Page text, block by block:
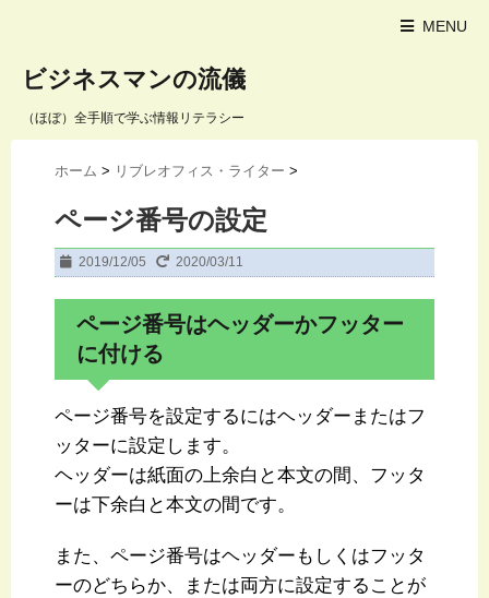
MENU
ビジネスマンの流儀
（ほぼ）全手順で学ぶ情報リテラシー
ホーム > リブレオフィス・ライター >
ページ番号の設定
2019/12/05 2020/03/11
ページ番号はヘッダーかフッター
に付ける
ページ番号を設定するにはヘッダーまたはフ
ッターに設定します。
ヘッダーは紙面の上余白と本文の間、フッタ
ーは下余白と本文の間です。
また、ページ番号はヘッダーもしくはフッタ
ーのどちらか、または両方に設定することが